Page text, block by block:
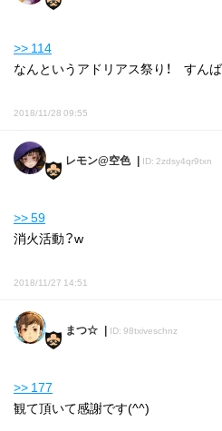
>> 114
なんというアドリアス祭り！ すんば
2018/11/28 09:55
レモン@空色 ID: 2zdsy4qr9txn
>> 59
消火活動？w
2018/11/27 14:51
まつ☆ ID: 98txiveschnz
>> 177
観て頂いて感謝です(^^)